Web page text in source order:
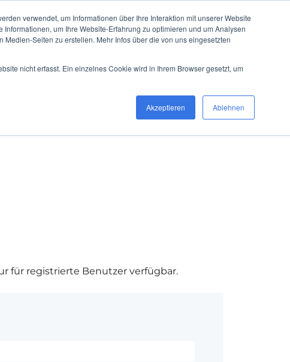
verwendet, um Informationen über Ihre Interaktion mit unserer Website
um Ihre Website-Erfahrung zu optimieren und um Analysen
Seiten zu erstellen. Mehr Infos über die von uns eingesetzten
nicht erfasst. Ein einzelnes Cookie wird in Ihrem Browser gesetzt, um
Akzeptieren Ablehnen
für registrierte Benutzer verfügbar.